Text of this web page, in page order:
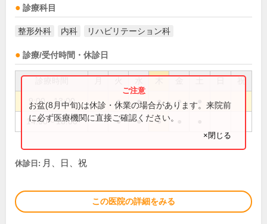
診療科目
整形外科 内科 リハビリテーション科
診療/受付時間・休診日
祝
9:00～13:00 ● ● ● ●
14:00～18:00 ● ● ●
お盆(8月中旬)は休診・休業の場合があります。来院前
に必ず医療機関に直接ご確認ください。
×閉じる
休診日: 月、日、祝
この医院の詳細をみる